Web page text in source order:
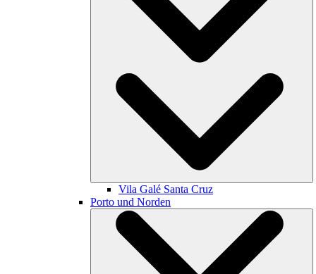
Vila Galé Santa Cruz
Porto und Norden